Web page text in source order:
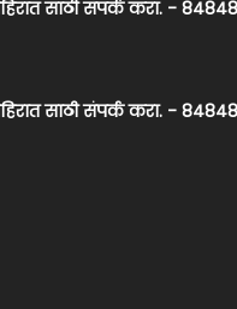
साठी संपर्क करा. -
साठी संपर्क करा. -